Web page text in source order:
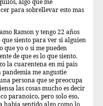
algo que me
para sobrellevar esto mas
Ramon y tengo 22 años
siento para ver si alguien
que yo o si me pueden
de que es lo que siento.
la cuarentena en mi pais
pandemia me angustie
persona que se preocupa
las cosas mucho es decir
paranoico, pero solo eso,